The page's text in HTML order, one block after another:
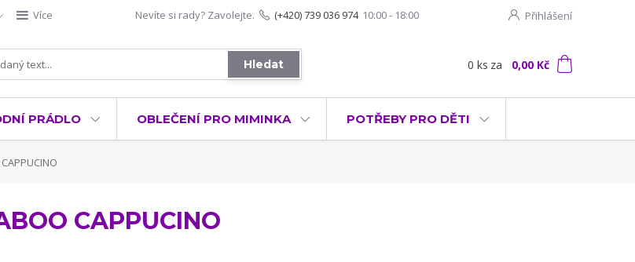
Více Přihlášení
Hledat
Nevíte si rady? Zavolejte. (+420) 739 036 974 10:00 - 18:00
0 ks za 0,00 Kč
PRÁDLO OBLEČENÍ PRO MIMINKA POTŘEBY PRO DĚTI
CAPPUCINO